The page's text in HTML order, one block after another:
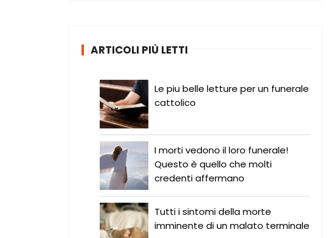
ARTICOLI PIÙ LETTI
Le piu belle letture per un funerale
cattolico
I morti vedono il loro funerale!
Questo è quello che molti
credenti affermano
Tutti i sintomi della morte
imminente di un malato terminale